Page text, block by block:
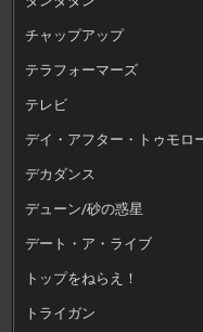
チャップアップ
テラフォーマーズ
テレビ
デイ・アフター・トゥモロ
デカダンス
デューン/砂の惑星
デート・ア・ライブ
トップをねらえ！
トライガン